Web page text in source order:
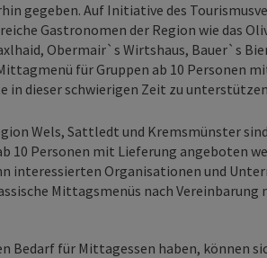
gegeben. Auf Initiative des
Gastronomen der Region wie das
Obermair`s Wirtshaus, Bauer`s
für Gruppen ab 10 Personen
in dieser schwierigen Zeit zu
Wels, Sattledt und Kremsmünster
10 Personen mit Lieferung angeboten
interessierten Organisationen und
Mittagsmenüs nach Vereinbarung
Bedarf für Mittagessen haben, können